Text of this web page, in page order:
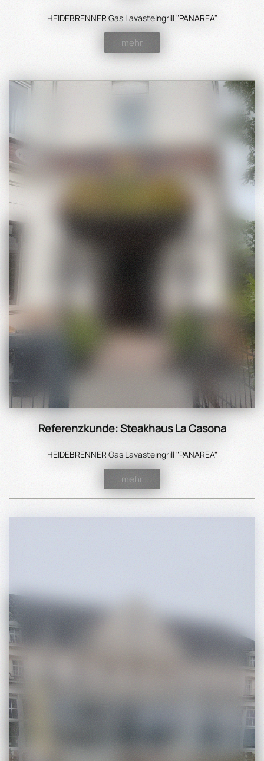
HEIDEBRENNER Gas Lavasteingrill "PANAREA"
mehr
Referenzkunde: Steakhaus La Casona
HEIDEBRENNER Gas Lavasteingrill "PANAREA"
mehr